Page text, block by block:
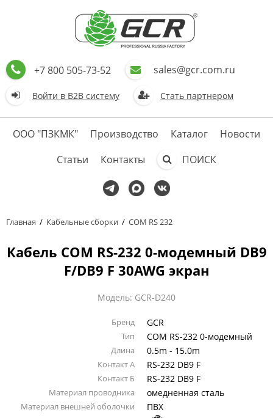
+7 800 505-73-52 sales@gcr.com.ru
Войти в В2В систему Стать партнером
ООО "ПЗКМК" Производство Каталог
Новости
Статьи
Контакты ПОИСК
Главная / Кабельные сборки / COM RS 232
Кабель COM RS-232 0-модемный DB9
F/DB9 F 30AWG экран
Модель: GCR-D240
Бренд GCR
Тип COM RS-232 0-модемный
Длина 0.5m - 15.0m
Контакт А RS-232 DB9 F
Контакт Б RS-232 DB9 F
Материал проводника омедненная сталь
Материал внешней оболочки ПВХ